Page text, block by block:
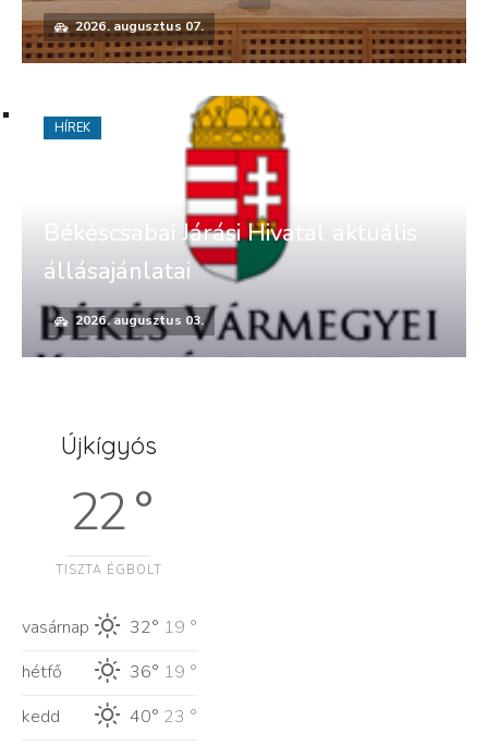
2026. augusztus 07.
Békéscsabai Járási Hivatal aktuális
állásajánlatai
2026. augusztus 03.
HÍREK
Újkígyós
22 °
TISZTA ÉGBOLT
vasárnap 32° 19 °
hétfő
36° 19 °
kedd
40° 23 °